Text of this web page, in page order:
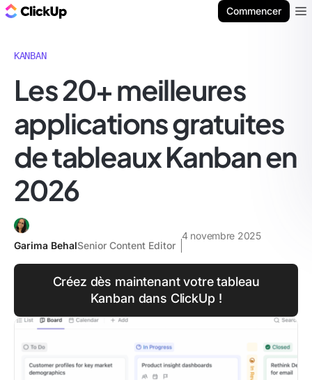
Commencer
KANBAN
Les 20+ meilleures
applications gratuites
de tableaux Kanban en
2026
Garima BehalSenior Content Editor
4 novembre 2025
Créez dès maintenant votre tableau
Kanban dans ClickUp !